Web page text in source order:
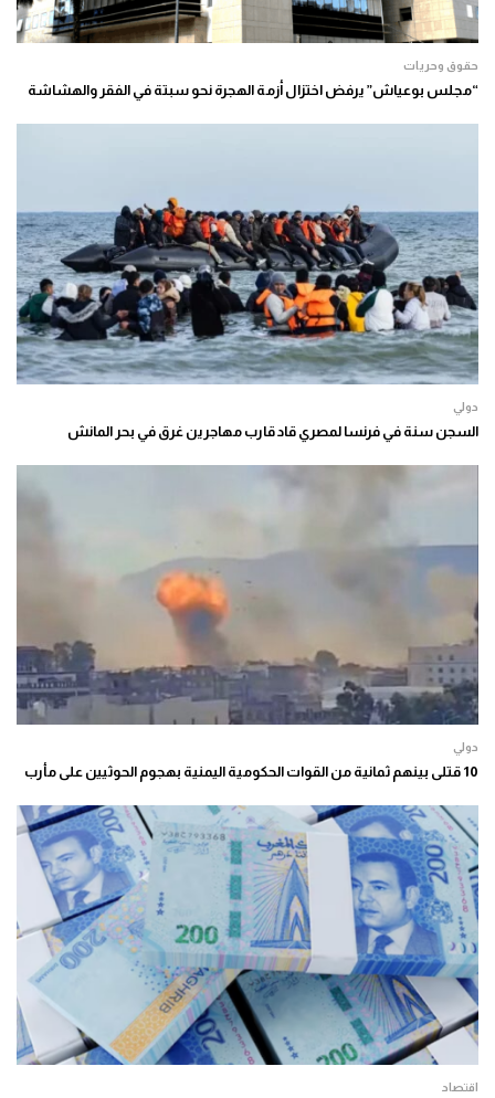
حقوق وحريات
“مجلس بوعياش” يرفض اختزال أزمة الهجرة نحو سبتة في الفقر والهشاشة
دولي
السجن سنة في فرنسا لمصري قاد قارب مهاجرين غرق في بحر المانش
دولي
10 قتلى بينهم ثمانية من القوات الحكومية اليمنية بهجوم الحوثيين على مأرب
اقتصاد